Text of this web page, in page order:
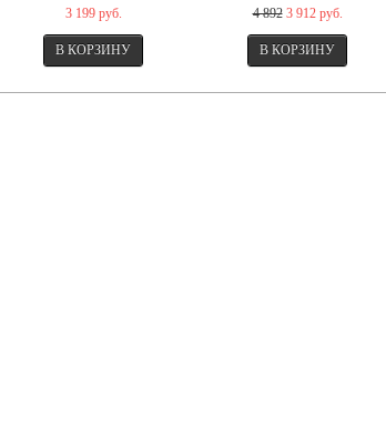
3 199 руб. 4 892 3 912 руб.